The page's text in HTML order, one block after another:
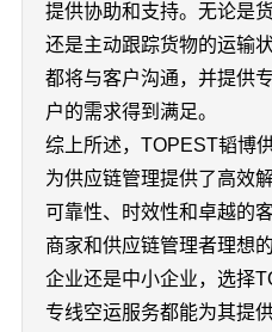
提供协助和支持。无论是
还是主动跟踪货物的运输
都将与客户沟通，并提供
户的需求得到满足。
综上所述，TOPEST韬博
为供应链管理提供了高效
可靠性、时效性和卓越的
商家和供应链管理者理想
企业还是中小企业，选择
专线空运服务都能为其提